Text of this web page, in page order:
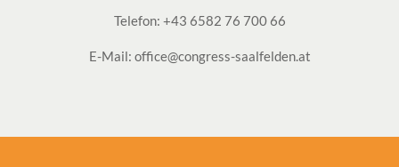
Telefon: +43 6582 76 700 66
E-Mail: office@congress-saalfelden.at